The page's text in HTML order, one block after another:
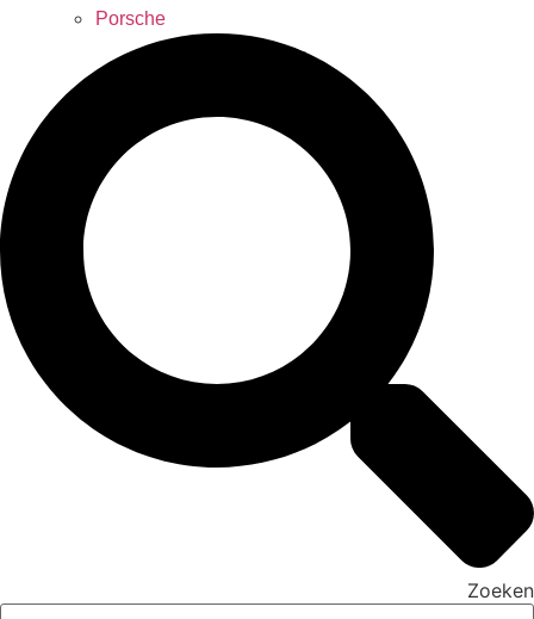
Porsche
Zoeken